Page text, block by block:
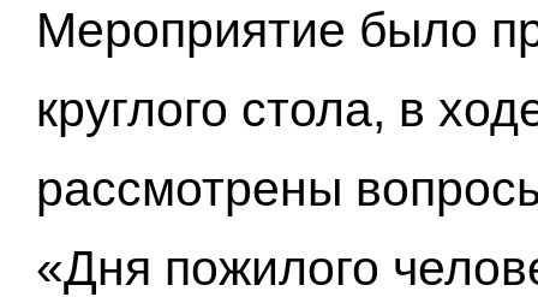
Мероприятие было
круглого стола, в
рассмотрены
«Дня пожилого